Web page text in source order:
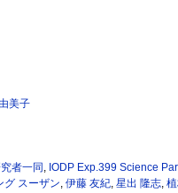
美子
者一同 IODP Exp.399 Science
グ スーザン 伊藤 友紀, 星出 隆志,